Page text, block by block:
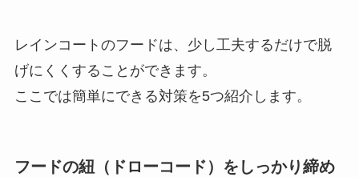
レインコートのフードは、少し工夫するだけで脱
げにくくすることができます。
ここでは簡単にできる対策を5つ紹介します。
フードの紐（ドローコード）をしっかり締め